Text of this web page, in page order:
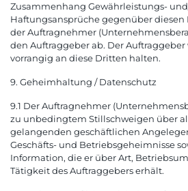
Zusammenhang Gewährleistungs-
Haftungsansprüche gegenüber
der Auftragnehmer
den Auftraggeber ab. Der
vorrangig an diese Dritten halten.
9. Geheimhaltung / Datenschutz
9.1 Der Auftragnehmer
zu unbedingtem Stillschweigen über
gelangenden geschäftlichen
Geschäfts- und Betriebsgeheimnisse
Information, die er über Art,
Tätigkeit des Auftraggebers erhält.